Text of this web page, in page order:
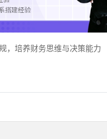
，培养财务思维与决策能力